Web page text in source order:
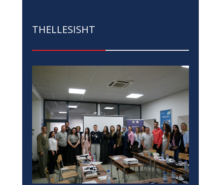
THELLESISHT